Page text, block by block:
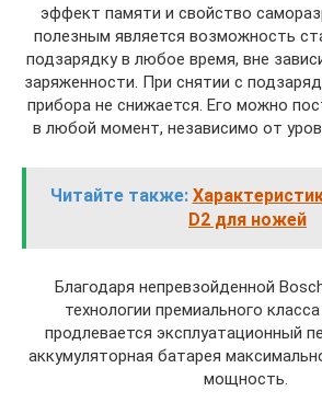
эффект памяти и свойство
полезным является возможность
подзарядку в любое время, вне
заряженности. При снятии с
прибора не снижается. Его можно
в любой момент, независимо от
Читайте также:
D2 для ножей
Благодаря непревзойденной
технологии премиального
продлевается эксплуатационный
аккумуляторная батарея
мощность.